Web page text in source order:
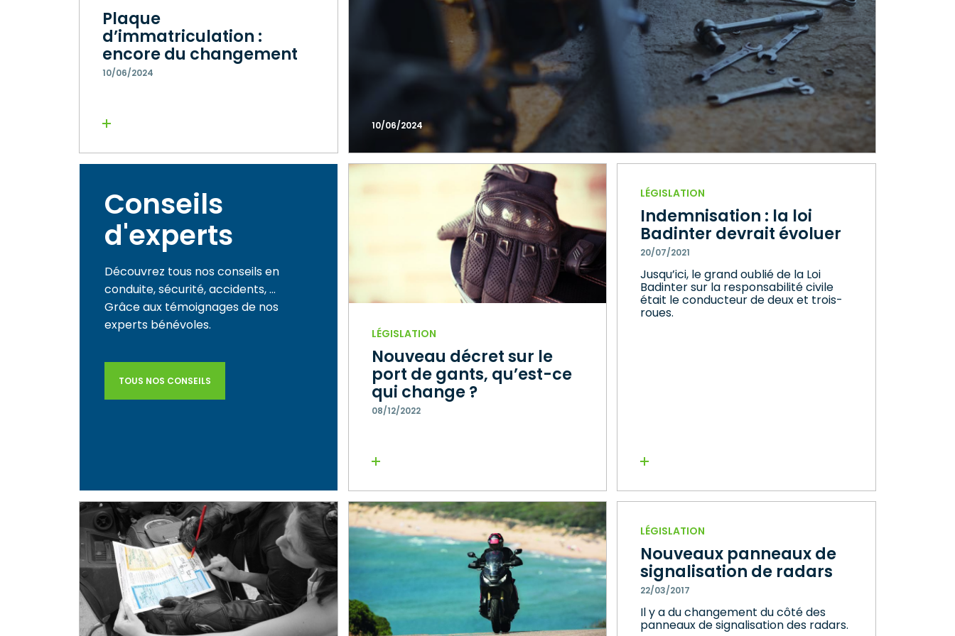
Plaque
d’immatriculation :
encore du changement
10/06/2024
Lire la suite 10/06/2024
Conseils
d'experts
Découvrez tous nos conseils en
conduite, sécurité, accidents, ...
Grâce aux témoignages de nos
experts bénévoles.
TOUS NOS CONSEILS
LÉGISLATION
Nouveau décret sur le
port de gants, qu’est-ce
qui change ?
08/12/2022
Lire la suite
LÉGISLATION
Indemnisation : la loi
Badinter devrait évoluer
20/07/2021
Jusqu’ici, le grand oublié de la Loi
Badinter sur la responsabilité civile
était le conducteur de deux et trois-
roues.
Lire la suite
LÉGISLATION
Nouveaux panneaux de
signalisation de radars
22/03/2017
Il y a du changement du côté des
panneaux de signalisation des radars.